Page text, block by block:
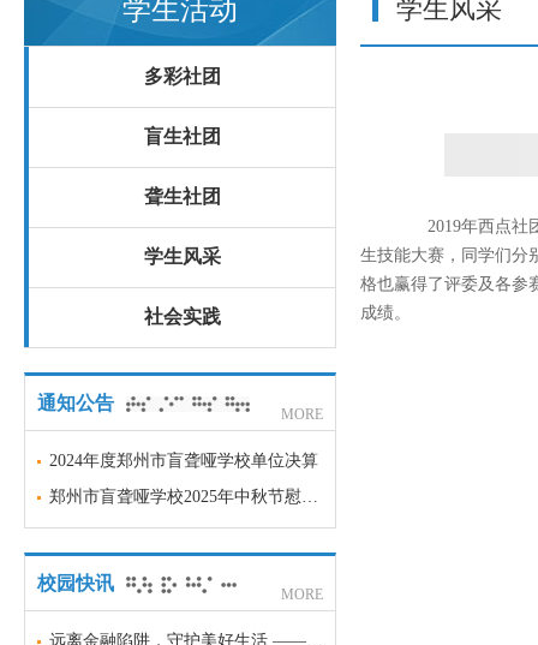
学生活动
多彩社团
盲生社团
聋生社团
学生风采
社会实践
通知公告
MORE
2024年度郑州市盲聋哑学校单位决算
郑州市盲聋哑学校2025年中秋节慰问品项目采购意向
校园快讯
MORE
远离金融陷阱，守护美好生活 —— 郑州市盲聋哑学校金融安全科普宣传
学生风采
2019年西点社团
生技能大赛，同学们分
格也赢得了评委及各参
成绩。